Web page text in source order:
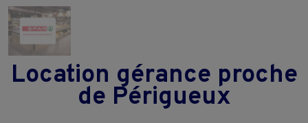
Location gérance proche
de Périgueux